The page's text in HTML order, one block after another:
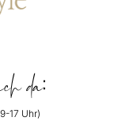
da:
17 Uhr)